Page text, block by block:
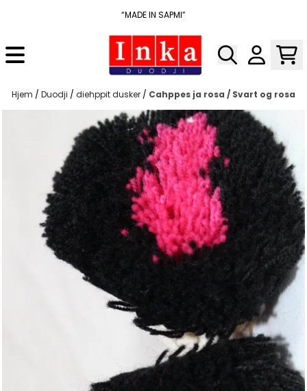
“MADE IN SAPMI”
Hjem / Duodji / diehppit dusker / Cahppes ja rosa / Svart og rosa